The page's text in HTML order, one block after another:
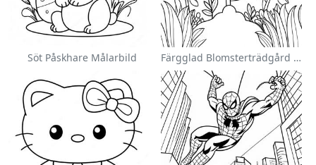
Söt Påskhare Målarbild Färgglad Blomsterträdgård Målarbild